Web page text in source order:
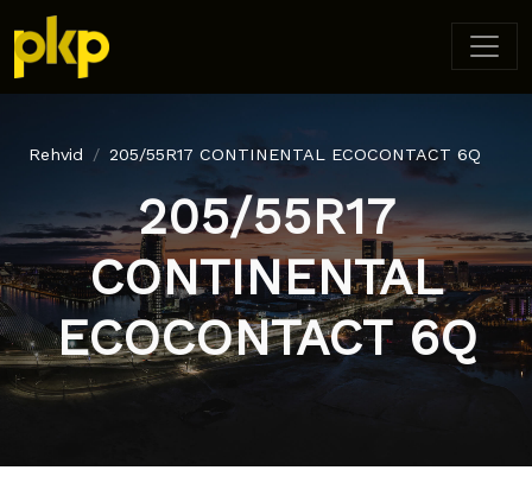
Rehvid 205/55R17 CONTINENTAL ECOCONTACT 6Q
205/55R17
CONTINENTAL
ECOCONTACT 6Q